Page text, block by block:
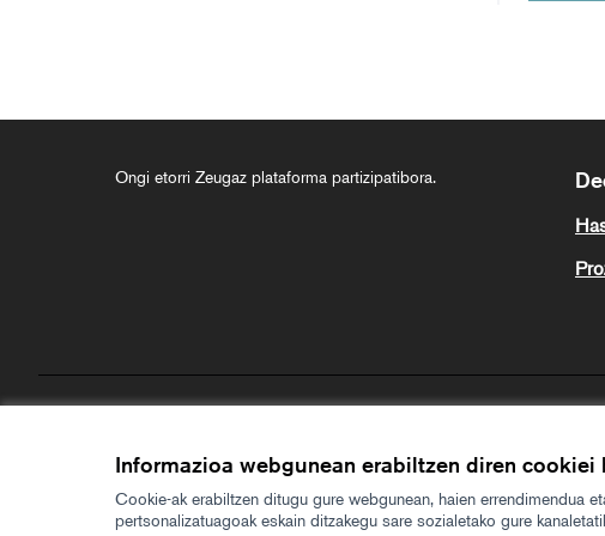
Informazioa webgunean erabiltzen diren cookiei
Cookie-ak erabiltzen ditugu gure webgunean, haien errendimendua
pertsonalizatuagoak eskain ditzakegu sare sozialetako gure
Ongi etorri Zeugaz plataforma partizipatibora.